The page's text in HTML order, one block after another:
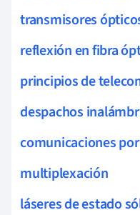
transmisores
reflexión en fibra
principios de
despachos
comunicaciones
multiplexación
láseres de estado